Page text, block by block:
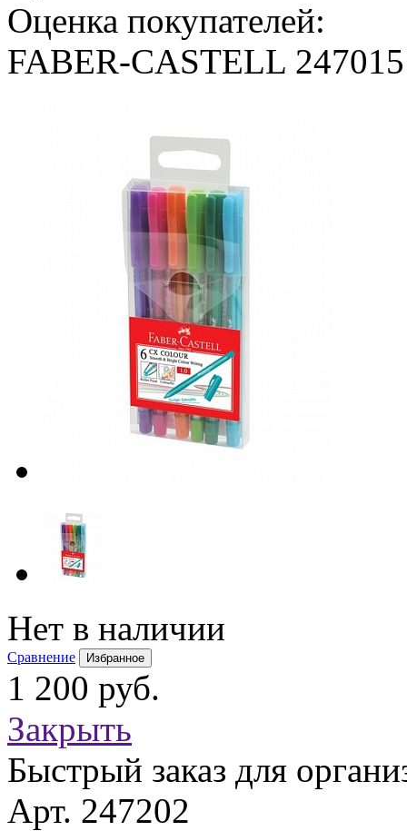
Оценка покупателей:
FABER-CASTELL
Нет в наличии
Сравнение Избранное
1 200 руб.
Закрыть
Быстрый заказ для
Арт. 247202